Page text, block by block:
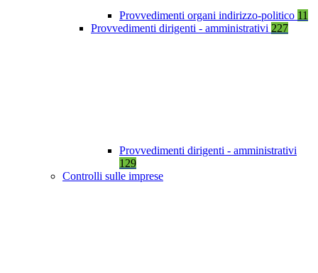
Provvedimenti organi indirizzo-politico 11
Provvedimenti dirigenti - amministrativi 227
Provvedimenti dirigenti - amministrativi
129
Controlli sulle imprese